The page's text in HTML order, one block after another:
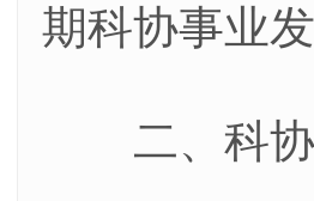
期科协事业
二、科协